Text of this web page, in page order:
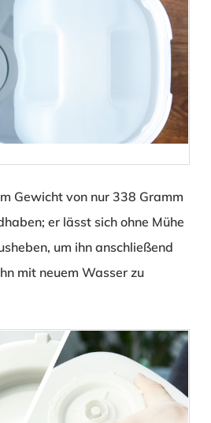
Gewicht von nur 338 Gramm
er lässt sich ohne Mühe
um ihn anschließend
mit neuem Wasser zu